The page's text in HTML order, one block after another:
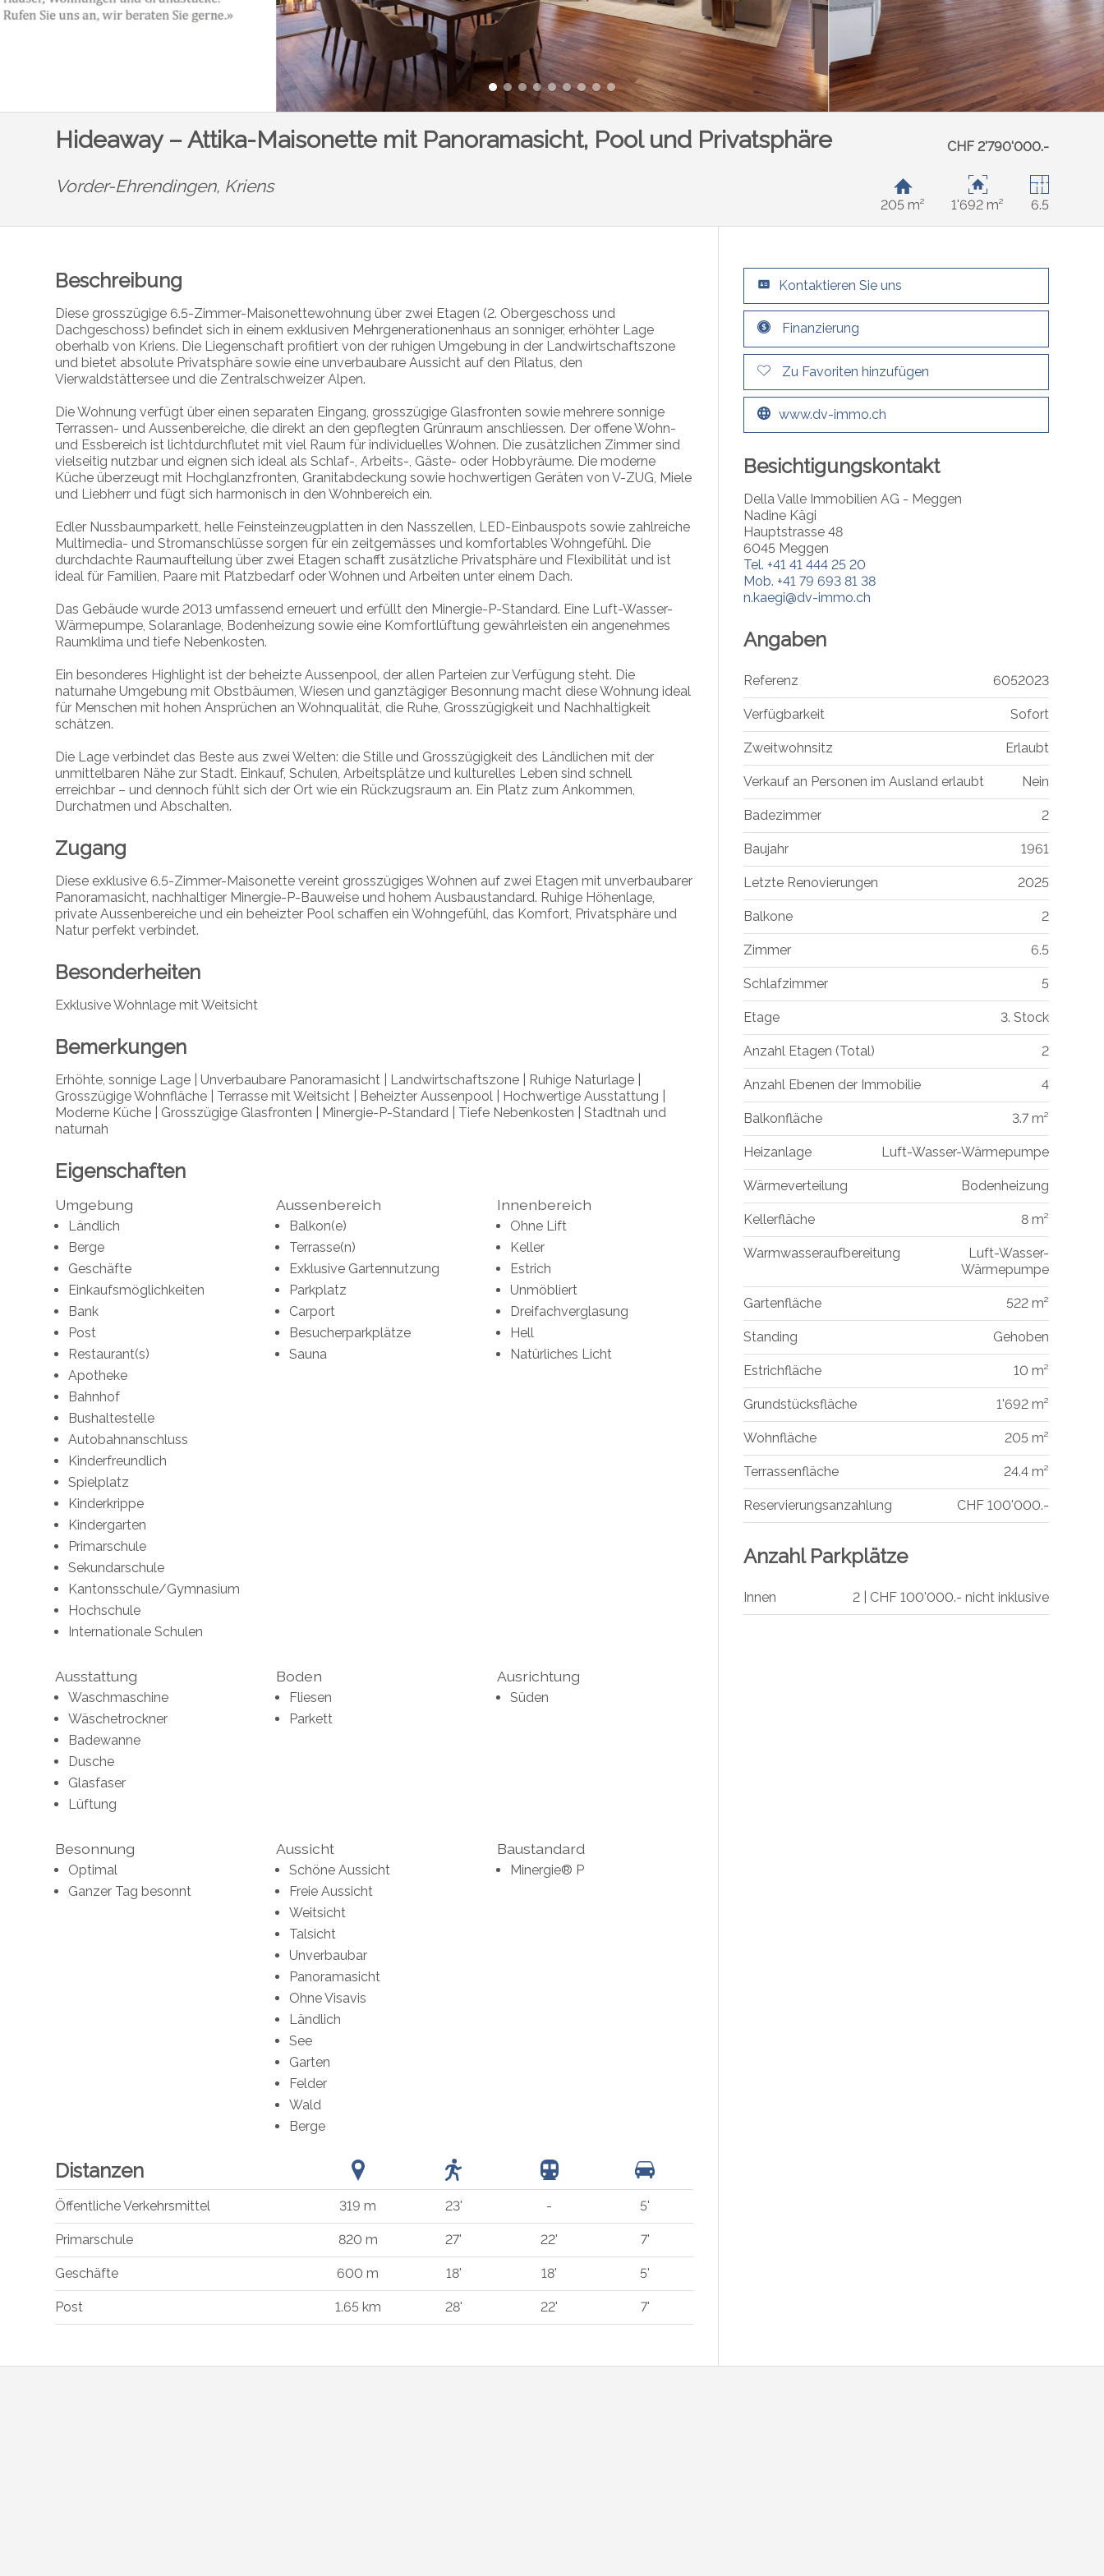
Hideaway – Attika-Maisonette mit Panoramasicht, Pool und Privatsphäre CHF 2'790'000.-
Vorder-Ehrendingen, Kriens
205 m² 1'692 m² 6.5
Beschreibung
Diese grosszügige 6.5-Zimmer-Maisonettewohnung über zwei Etagen (2. Obergeschoss und
Dachgeschoss) befindet sich in einem exklusiven Mehrgenerationenhaus an sonniger, erhöhter Lage
oberhalb von Kriens. Die Liegenschaft profitiert von der ruhigen Umgebung in der Landwirtschaftszone
und bietet absolute Privatsphäre sowie eine unverbaubare Aussicht auf den Pilatus, den
Vierwaldstättersee und die Zentralschweizer Alpen.
Die Wohnung verfügt über einen separaten Eingang, grosszügige Glasfronten sowie mehrere sonnige
Terrassen- und Aussenbereiche, die direkt an den gepflegten Grünraum anschliessen. Der offene Wohn-
und Essbereich ist lichtdurchflutet mit viel Raum für individuelles Wohnen. Die zusätzlichen Zimmer sind
vielseitig nutzbar und eignen sich ideal als Schlaf-, Arbeits-, Gäste- oder Hobbyräume. Die moderne
Küche überzeugt mit Hochglanzfronten, Granitabdeckung sowie hochwertigen Geräten von V-ZUG, Miele
und Liebherr und fügt sich harmonisch in den Wohnbereich ein.
Edler Nussbaumparkett, helle Feinsteinzeugplatten in den Nasszellen, LED-Einbauspots sowie zahlreiche
Multimedia- und Stromanschlüsse sorgen für ein zeitgemässes und komfortables Wohngefühl. Die
durchdachte Raumaufteilung über zwei Etagen schafft zusätzliche Privatsphäre und Flexibilität und ist
ideal für Familien, Paare mit Platzbedarf oder Wohnen und Arbeiten unter einem Dach.
Das Gebäude wurde 2013 umfassend erneuert und erfüllt den Minergie-P-Standard. Eine Luft-Wasser-
Wärmepumpe, Solaranlage, Bodenheizung sowie eine Komfortlüftung gewährleisten ein angenehmes
Raumklima und tiefe Nebenkosten.
Ein besonderes Highlight ist der beheizte Aussenpool, der allen Parteien zur Verfügung steht. Die
naturnahe Umgebung mit Obstbäumen, Wiesen und ganztägiger Besonnung macht diese Wohnung ideal
für Menschen mit hohen Ansprüchen an Wohnqualität, die Ruhe, Grosszügigkeit und Nachhaltigkeit
schätzen.
Die Lage verbindet das Beste aus zwei Welten: die Stille und Grosszügigkeit des Ländlichen mit der
unmittelbaren Nähe zur Stadt. Einkauf, Schulen, Arbeitsplätze und kulturelles Leben sind schnell
erreichbar – und dennoch fühlt sich der Ort wie ein Rückzugsraum an. Ein Platz zum Ankommen,
Durchatmen und Abschalten.
Zugang
Diese exklusive 6.5-Zimmer-Maisonette vereint grosszügiges Wohnen auf zwei Etagen mit unverbaubarer
Panoramasicht, nachhaltiger Minergie-P-Bauweise und hohem Ausbaustandard. Ruhige Höhenlage,
private Aussenbereiche und ein beheizter Pool schaffen ein Wohngefühl, das Komfort, Privatsphäre und
Natur perfekt verbindet.
Besonderheiten
Exklusive Wohnlage mit Weitsicht
Bemerkungen
Erhöhte, sonnige Lage | Unverbaubare Panoramasicht | Landwirtschaftszone | Ruhige Naturlage |
Grosszügige Wohnfläche | Terrasse mit Weitsicht | Beheizter Aussenpool | Hochwertige Ausstattung |
Moderne Küche | Grosszügige Glasfronten | Minergie-P-Standard | Tiefe Nebenkosten | Stadtnah und
naturnah
Eigenschaften
Umgebung
Ländlich
Berge
Geschäfte
Einkaufsmöglichkeiten
Bank
Post
Restaurant(s)
Apotheke
Bahnhof
Bushaltestelle
Autobahnanschluss
Kinderfreundlich
Spielplatz
Kinderkrippe
Kindergarten
Primarschule
Sekundarschule
Kantonsschule/Gymnasium
Hochschule
Internationale Schulen
Aussenbereich
Balkon(e)
Terrasse(n)
Exklusive Gartennutzung
Parkplatz
Carport
Besucherparkplätze
Sauna
Innenbereich
Ohne Lift
Keller
Estrich
Unmöbliert
Dreifachverglasung
Hell
Natürliches Licht
Ausstattung
Waschmaschine
Wäschetrockner
Badewanne
Dusche
Glasfaser
Lüftung
Boden
Fliesen
Parkett
Ausrichtung
Süden
Besonnung
Optimal
Ganzer Tag besonnt
Aussicht
Schöne Aussicht
Freie Aussicht
Weitsicht
Talsicht
Unverbaubar
Panoramasicht
Ohne Visavis
Ländlich
See
Garten
Felder
Wald
Berge
Baustandard
Minergie® P
Distanzen
Öffentliche Verkehrsmittel 319 m 23' - 5'
Primarschule 820 m 27' 22' 7'
Geschäfte 600 m 18' 18' 5'
Post 1.65 km 28' 22' 7'
Kontaktieren Sie uns
Finanzierung
Zu Favoriten hinzufügen
www.dv-immo.ch
Besichtigungskontakt
Della Valle Immobilien AG - Meggen
Nadine Kägi
Hauptstrasse 48
6045 Meggen
Tel. +41 41 444 25 20
Mob. +41 79 693 81 38
n.kaegi@dv-immo.ch
Angaben
Referenz 6052023
Verfügbarkeit Sofort
Zweitwohnsitz Erlaubt
Verkauf an Personen im Ausland erlaubt Nein
Badezimmer 2
Baujahr 1961
Letzte Renovierungen 2025
Balkone 2
Zimmer 6.5
Schlafzimmer 5
Etage 3. Stock
Anzahl Etagen (Total) 2
Anzahl Ebenen der Immobilie 4
Balkonfläche 3.7 m²
Heizanlage Luft-Wasser-Wärmepumpe
Wärmeverteilung Bodenheizung
Kellerfläche 8 m²
Warmwasseraufbereitung
Luft-Wasser-
Wärmepumpe
Gartenfläche 522 m²
Standing Gehoben
Estrichfläche 10 m²
Grundstücksfläche 1'692 m²
Wohnfläche 205 m²
Terrassenfläche 24.4 m²
Reservierungsanzahlung CHF 100'000.-
Anzahl Parkplätze
Innen 2 | CHF 100'000.- nicht inklusive